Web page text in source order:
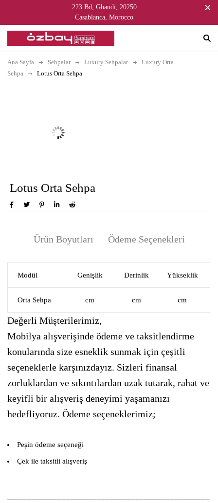
223 Bd, Ghandi, 20250
Casablanca, Morocco
Ana Sayfa Sehpalar Luxury Sehpalar
Luxury Orta
Sehpa
Lotus Orta Sehpa
Lotus Orta Sehpa
Ürün Boyutları Ödeme Seçenekleri
Modül Genişlik Derinlik Yükseklik
Orta Sehpa cm cm cm
Değerli Müşterilerimiz,
Mobilya alışverişinde ödeme ve taksitlendirme
konularında size esneklik sunmak için çeşitli
seçeneklerle karşınızdayız. Sizleri finansal
zorluklardan ve sıkıntılardan uzak tutarak, rahat ve
keyifli bir alışveriş deneyimi yaşamanızı
hedefliyoruz. Ödeme seçeneklerimiz;
Peşin ödeme seçeneği
Çek ile taksitli alışveriş